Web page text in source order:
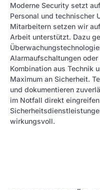
Moderne Security setzt
Personal und technischer
Mitarbeitern setzen wir
Arbeit unterstützt. Dazu
Alarmaufschaltungen
Kombination aus Technik
Maximum an Sicherheit.
und dokumentieren
im Notfall direkt
wirkungsvoll.